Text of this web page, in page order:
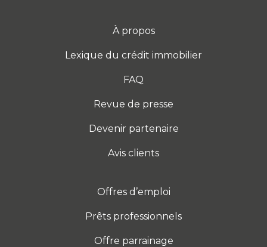
À propos
Lexique du crédit immobilier
FAQ
Revue de presse
Devenir partenaire
Avis clients
Offres d’emploi
Prêts professionnels
Offre parrainage